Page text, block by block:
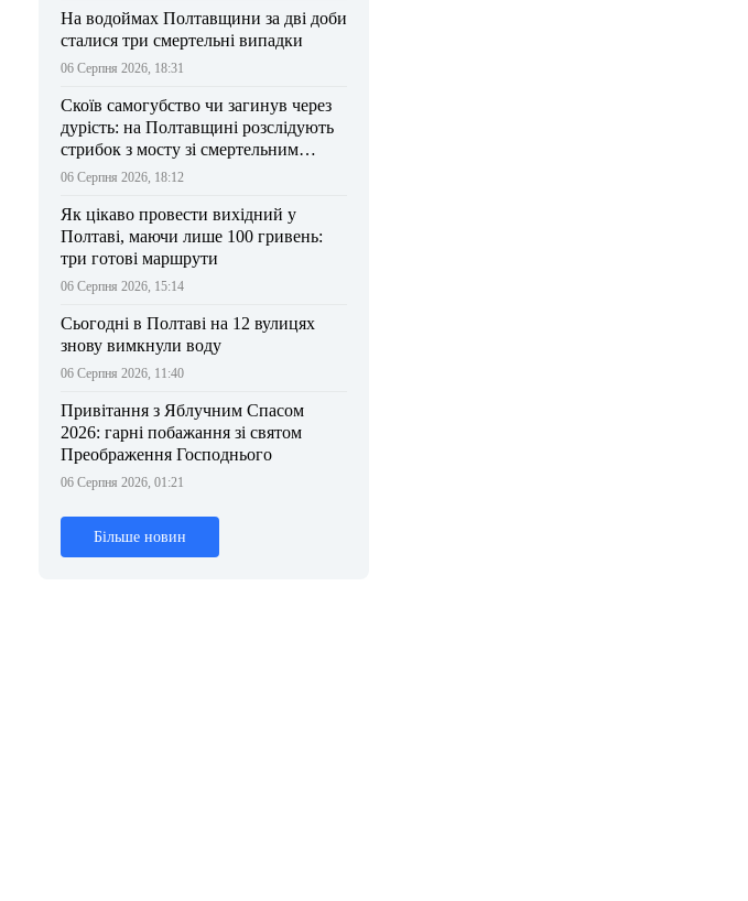
На водоймах Полтавщини за дві доби
сталися три смертельні випадки
06 Серпня 2026, 18:31
Скоїв самогубство чи загинув через
дурість: на Полтавщині розслідують
стрибок з мосту зі смертельним
результатом
06 Серпня 2026, 18:12
Як цікаво провести вихідний у
Полтаві, маючи лише 100 гривень:
три готові маршрути
06 Серпня 2026, 15:14
Сьогодні в Полтаві на 12 вулицях
знову вимкнули воду
06 Серпня 2026, 11:40
Привітання з Яблучним Спасом
2026: гарні побажання зі святом
Преображення Господнього
06 Серпня 2026, 01:21
Більше новин